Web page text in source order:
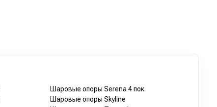
Шаровые опоры Serena 4 пок.
Шаровые опоры Skyline